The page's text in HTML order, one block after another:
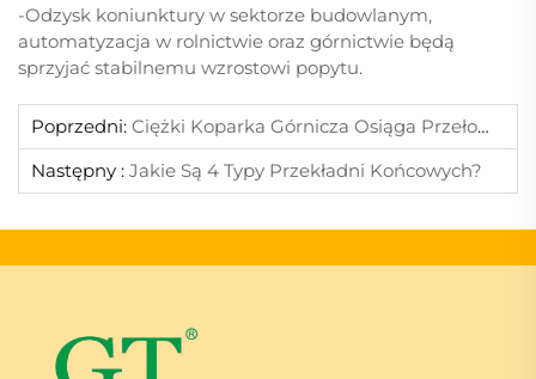
-Odzysk koniunktury w sektorze budowlanym,
automatyzacja w rolnictwie oraz górnictwie będą
sprzyjać stabilnemu wzrostowi popytu.
Poprzedni: Ciężki Koparka Górnicza Osiąga Przełom W Zakresie Zdalnej Pracy Inteligentnej
Następny : Jakie Są 4 Typy Przekładni Końcowych?